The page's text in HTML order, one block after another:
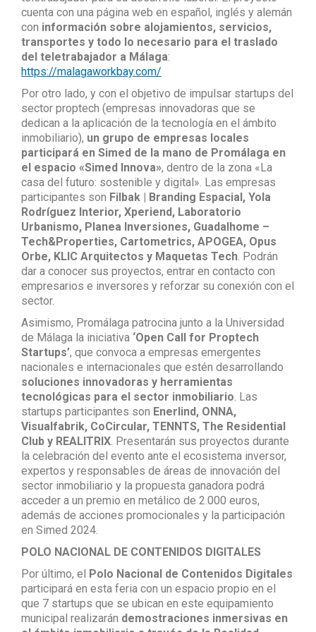
cuenta con una página web en español, inglés y alemán
con información sobre alojamientos, servicios,
transportes y todo lo necesario para el traslado
del teletrabajador a Málaga:
https://malagaworkbay.com/
Por otro lado, y con el objetivo de impulsar startups del
sector proptech (empresas innovadoras que se
dedican a la aplicación de la tecnología en el ámbito
inmobiliario), un grupo de empresas locales
participará en Simed de la mano de Promálaga en
el espacio «Simed Innova», dentro de la zona «La
casa del futuro: sostenible y digital». Las empresas
participantes son Filbak | Branding Espacial, Yola
Rodríguez Interior, Xperiend, Laboratorio
Urbanismo, Planea Inversiones, Guadalhome –
Tech&Properties, Cartometrics, APOGEA, Opus
Orbe, KLIC Arquitectos y Maquetas Tech. Podrán
dar a conocer sus proyectos, entrar en contacto con
empresarios e inversores y reforzar su conexión con el
sector.
Asimismo, Promálaga patrocina junto a la Universidad
de Málaga la iniciativa ‘Open Call for Proptech
Startups’, que convoca a empresas emergentes
nacionales e internacionales que estén desarrollando
soluciones innovadoras y herramientas
tecnológicas para el sector inmobiliario. Las
startups participantes son Enerlind, ONNA,
Visualfabrik, CoCircular, TENNTS, The Residential
Club y REALITRIX. Presentarán sus proyectos durante
la celebración del evento ante el ecosistema inversor,
expertos y responsables de áreas de innovación del
sector inmobiliario y la propuesta ganadora podrá
acceder a un premio en metálico de 2.000 euros,
además de acciones promocionales y la participación
en Simed 2024.
POLO NACIONAL DE CONTENIDOS DIGITALES
Por último, el Polo Nacional de Contenidos Digitales
participará en esta feria con un espacio propio en el
que 7 startups que se ubican en este equipamiento
municipal realizarán demostraciones inmersivas en